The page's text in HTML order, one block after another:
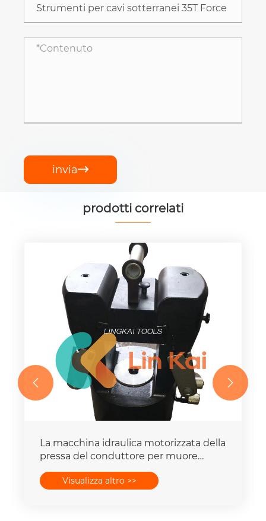
invia
prodotti correlati
La macchina idraulica motorizzata della
pressa del conduttore per muore
400mm2 degli insiemi 25T-300T
Visualizza altro >>
 